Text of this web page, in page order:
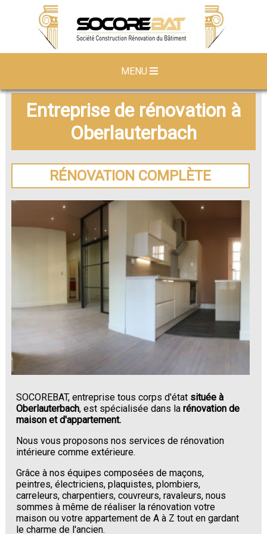
MENU
Entreprise de rénovation à
Oberlauterbach
RÉNOVATION COMPLÈTE
SOCOREBAT, entreprise tous corps d'état située à
Oberlauterbach, est spécialisée dans larénovation de
maison et d'appartement.
Nous vous proposons nos services de rénovation
intérieure comme extérieure.
Grâce à nos équipes composées de maçons,
peintres, électriciens, plaquistes, plombiers,
carreleurs, charpentiers, couvreurs, ravaleurs, nous
sommes à même de réaliser la rénovation votre
maison ou votre appartement de A à Z tout en gardant
le charme de l'ancien.